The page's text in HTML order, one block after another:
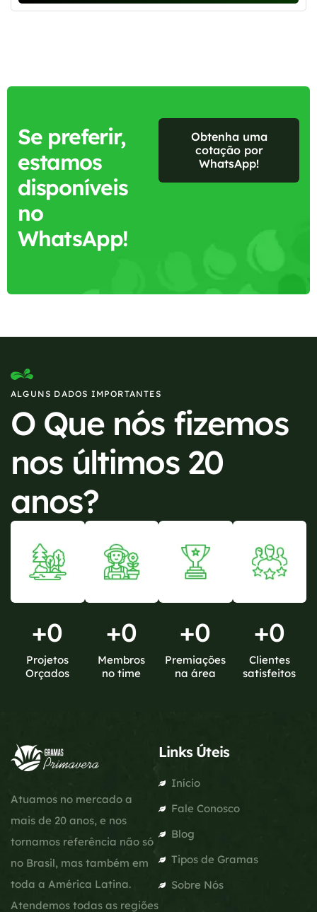
Se preferir,
estamos
disponíveis
no
WhatsApp!
Obtenha uma
cotação por
WhatsApp!
ALGUNS DADOS IMPORTANTES
O Que nós fizemos
nos últimos 20
anos?
+0
Projetos
Orçados
+0
Membros
no time
+0
Premiações
na área
+0
Clientes
satisfeitos
Atuamos no mercado a
mais de 20 anos, e nos
tornamos referência não só
no Brasil, mas também em
toda a América Latina.
Atendemos todas as regiões
Links Úteis
Início
Fale Conosco
Blog
Tipos de Gramas
Sobre Nós